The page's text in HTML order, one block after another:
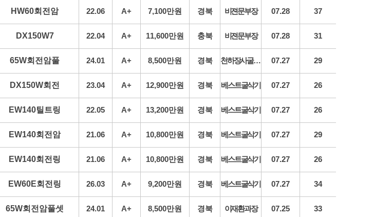
HW60회전암 22.06 A+ 7,100만원 경북 비젼문부장 07.28 37
DX150W7 22.04 A+ 11,600만원 충북 비젼문부장 07.28 31
65W회전암풀 24.01 A+ 8,500만원 경북 천하장사굴삭기 07.27 29
DX150W회전 23.04 A+ 12,900만원 경북 베스트굴삭기 07.27 26
EW140틸트링 22.05 A+ 13,200만원 경북 베스트굴삭기 07.27 26
EW140회전암 21.06 A+ 10,800만원 경북 베스트굴삭기 07.27 29
EW140회전링 21.06 A+ 10,800만원 경북 베스트굴삭기 07.27 26
EW60E회전링 26.03 A+ 9,200만원 경북 베스트굴삭기 07.27 34
65W회전암풀셋 24.01 A+ 8,500만원 경북 이재환과장 07.25 33